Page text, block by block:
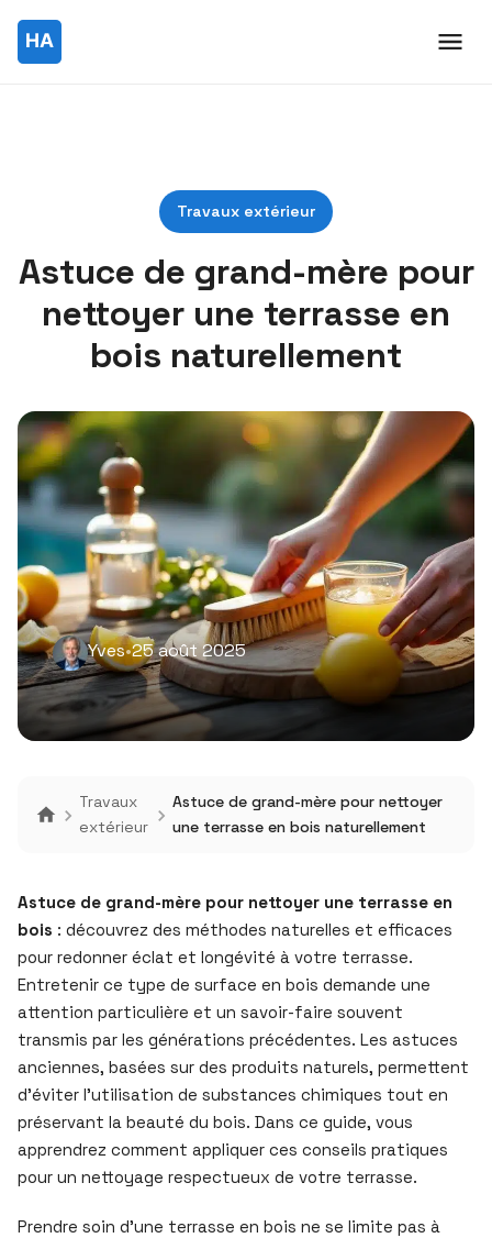
Travaux extérieur
Astuce de grand-mère pour
nettoyer une terrasse en
bois naturellement
Yves•25 août 2025
Travaux
extérieur
Astuce de grand-mère pour nettoyer
une terrasse en bois naturellement
Astuce de grand-mère pour nettoyer une terrasse en
bois : découvrez des méthodes naturelles et efficaces
pour redonner éclat et longévité à votre terrasse.
Entretenir ce type de surface en bois demande une
attention particulière et un savoir-faire souvent
transmis par les générations précédentes. Les astuces
anciennes, basées sur des produits naturels, permettent
d’éviter l’utilisation de substances chimiques tout en
préservant la beauté du bois. Dans ce guide, vous
apprendrez comment appliquer ces conseils pratiques
pour un nettoyage respectueux de votre terrasse.
Prendre soin d’une terrasse en bois ne se limite pas à